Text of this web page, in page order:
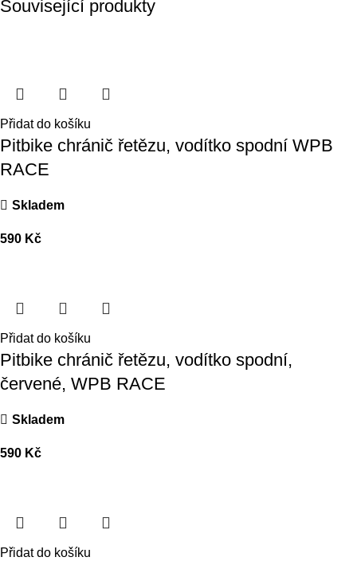
Související produkty
Přidat do košíku
Pitbike chránič řetězu, vodítko spodní WPB
RACE
Skladem
590 Kč
Přidat do košíku
Pitbike chránič řetězu, vodítko spodní,
červené, WPB RACE
Skladem
590 Kč
Přidat do košíku